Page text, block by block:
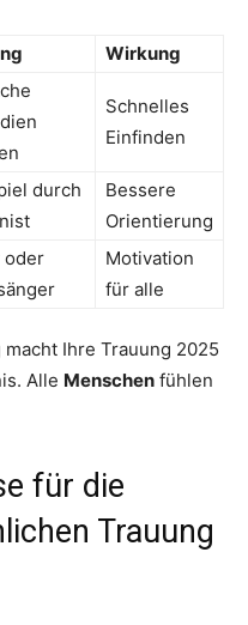
Wirkung
Schnelles
Einfinden
durch
Bessere
Orientierung
oder
Motivation
für alle
Ihre Trauung 2025
Alle Menschen fühlen
für die
Trauung